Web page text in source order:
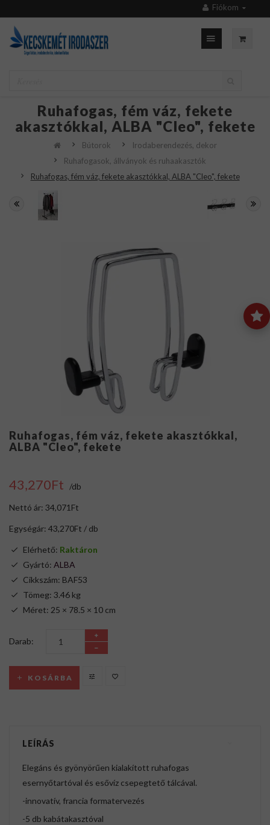
Fiókom
Ruhafogas, fém váz, fekete
akasztókkal, ALBA "Cleo", fekete
Bútorok
Irodaberendezés, dekor
Ruhafogasok, állványok és ruhaakasztók
Ruhafogas, fém váz, fekete akasztókkal, ALBA "Cleo", fekete
Ruhafogas, fém váz, fekete akasztókkal,
ALBA "Cleo", fekete
43,270Ft /db
Nettó ár: 34,071Ft
Egységár: 43,270Ft / db
Elérhető: Raktáron
Gyártó: ALBA
Cikkszám: BAF53
Tömeg: 3.46 kg
Méret: 25 × 78.5 × 10 cm
Darab:
KOSÁRBA
LEÍRÁS
Elegáns és gyönyörűen kialakított ruhafogas
esernyőtartóval és esővíz csepegtető tálcával.
-innovatív, francia formatervezés
-5 db kabátakasztóval